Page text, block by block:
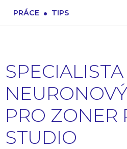
PRÁCE . TIPS
SPECIALISTA
PRO ZONER
STUDIO